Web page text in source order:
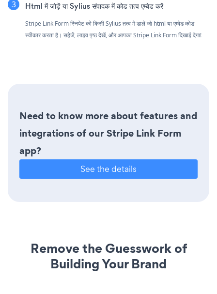
Html में जोड़ें या Sylius संपादक में कोड तत्व एम्बेड करें
Stripe Link Form स्निपेट को किसी Sylius तत्व में डालें जो html या एम्बेड कोड
स्वीकार करता है। सहेजें, लाइव पृष्ठ देखें, और आपका Stripe Link Form दिखाई देगा!
Need to know more about features and
integrations of our Stripe Link Form
app?
See the details
Remove the Guesswork of
Building Your Brand